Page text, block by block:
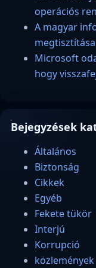
operációs
A magyar
megtisztítása
Microsoft
hogy
Bejegyzések
Általános
Biztonság
Cikkek
Egyéb
Fekete tükör
Interjú
Korrupció
közlemények